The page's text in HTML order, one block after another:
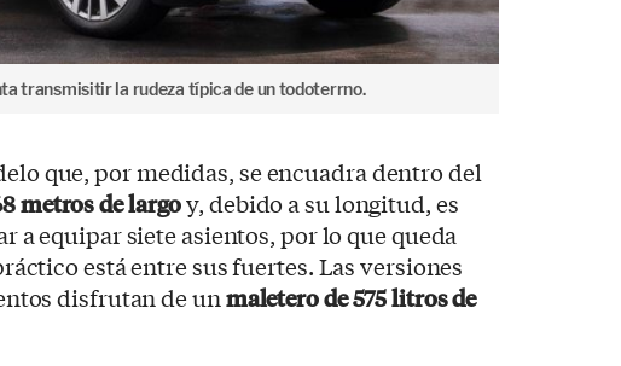
transmisitir la rudeza típica de un todoterrno.
que, por medidas, se encuadra dentro del
metros de largoy, debido a su longitud, es
a equipar siete asientos, por lo que queda
está entre sus fuertes. Las versiones
disfrutan de unmaletero de 575 litros de